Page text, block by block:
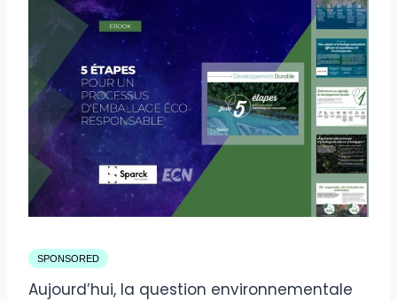
SPONSORED
Aujourd’hui, la question environnementale